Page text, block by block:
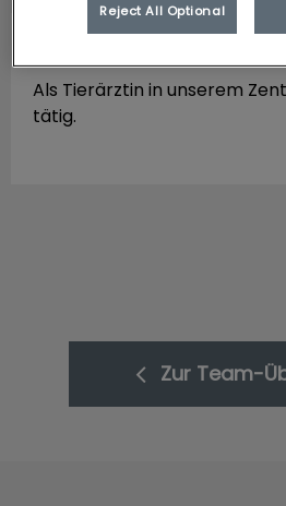
Als Tierärztin in unserem
tätig.
Zur Team-
Reject All Optional